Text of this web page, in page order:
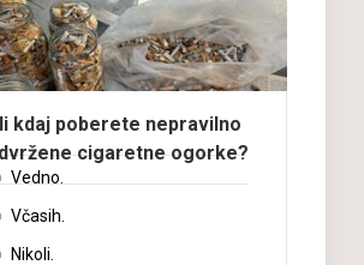
kdaj poberete nepravilno
cigaretne ogorke?
Vedno.
Včasih.
Nikoli.